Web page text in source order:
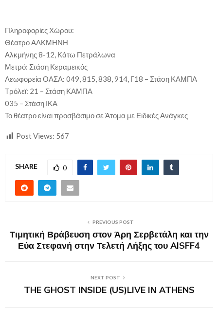
Πληροφορίες Χώρου:
Θέατρο ΑΛΚΜΗΝΗ
Αλκμήνης 8-12, Κάτω Πετράλωνα
Μετρό: Στάση Κεραμεικός
Λεωφορεία ΟΑΣΑ: 049, 815, 838, 914, Γ18 – Στάση ΚΑΜΠΑ
Τρόλεϊ: 21 – Στάση ΚΑΜΠΑ
035 – Στάση ΙΚΑ
Το θέατρο είναι προσβάσιμο σε Άτομα με Ειδικές Ανάγκες
Post Views: 567
SHARE 0
PREVIOUS POST
Τιμητική Βράβευση στον Άρη Σερβετάλη και την
Εύα Στεφανή στην Τελετή Λήξης του AISFF4
NEXT POST
THE GHOST INSIDE (US)LIVE IΝ ATHENS